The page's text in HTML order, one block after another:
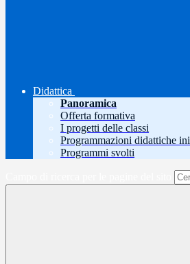
Didattica
Panoramica
Offerta formativa
I progetti delle classi
Programmazioni didattiche
Programmi svolti